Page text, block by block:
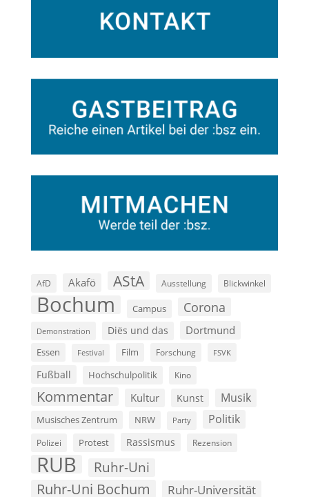
AfD Akafö AStA Ausstellung Blickwinkel
Bochum Campus Corona
Demonstration Diës und das Dortmund
Essen Festival Film Forschung FSVK
Fußball Hochschulpolitik Kino
Kommentar Kultur Kunst Musik
Musisches Zentrum NRW Party Politik
Polizei Protest Rassismus Rezension
RUB Ruhr-Uni
Ruhr-Uni Bochum Ruhr-Universität